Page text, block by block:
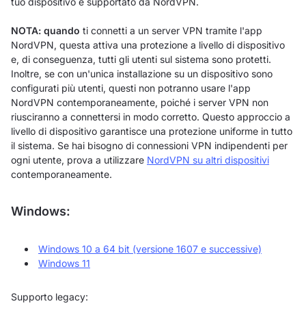
NOTA: quando ti connetti a un server VPN tramite l'app
NordVPN, questa attiva una protezione a livello di dispositivo
e, di conseguenza, tutti gli utenti sul sistema sono protetti.
Inoltre, se con un'unica installazione su un dispositivo sono
configurati più utenti, questi non potranno usare l'app
NordVPN contemporaneamente, poiché i server VPN non
riusciranno a connettersi in modo corretto. Questo approccio a
livello di dispositivo garantisce una protezione uniforme in tutto
il sistema. Se hai bisogno di connessioni VPN indipendenti per
ogni utente, prova a utilizzare NordVPN su altri dispositivi
contemporaneamente.
Windows:
Windows 10 a 64 bit (versione 1607 e successive)
Windows 11
Supporto legacy: